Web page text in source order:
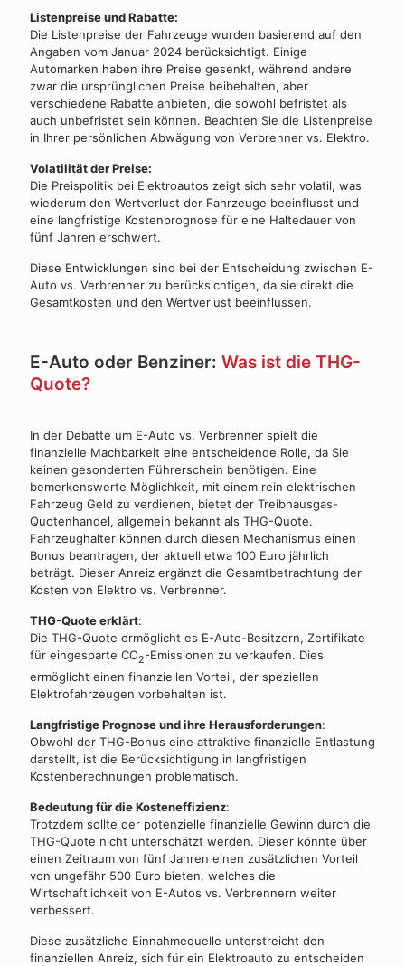
Listenpreise und Rabatte:
Die Listenpreise der Fahrzeuge wurden basierend auf den
Angaben vom Januar 2024 berücksichtigt. Einige
Automarken haben ihre Preise gesenkt, während andere
zwar die ursprünglichen Preise beibehalten, aber
verschiedene Rabatte anbieten, die sowohl befristet als
auch unbefristet sein können. Beachten Sie die Listenpreise
in Ihrer persönlichen Abwägung von Verbrenner vs. Elektro.
Volatilität der Preise:
Die Preispolitik bei Elektroautos zeigt sich sehr volatil, was
wiederum den Wertverlust der Fahrzeuge beeinflusst und
eine langfristige Kostenprognose für eine Haltedauer von
fünf Jahren erschwert.
Diese Entwicklungen sind bei der Entscheidung zwischen E-
Auto vs. Verbrenner zu berücksichtigen, da sie direkt die
Gesamtkosten und den Wertverlust beeinflussen.
E-Auto oder Benziner: Was ist die THG-
Quote?
In der Debatte um E-Auto vs. Verbrenner spielt die
finanzielle Machbarkeit eine entscheidende Rolle, da Sie
keinen gesonderten Führerschein benötigen. Eine
bemerkenswerte Möglichkeit, mit einem rein elektrischen
Fahrzeug Geld zu verdienen, bietet der Treibhausgas-
Quotenhandel, allgemein bekannt als THG-Quote.
Fahrzeughalter können durch diesen Mechanismus einen
Bonus beantragen, der aktuell etwa 100 Euro jährlich
beträgt. Dieser Anreiz ergänzt die Gesamtbetrachtung der
Kosten von Elektro vs. Verbrenner.
THG-Quote erklärt:
Die THG-Quote ermöglicht es E-Auto-Besitzern, Zertifikate
für eingesparte CO2-Emissionen zu verkaufen. Dies
ermöglicht einen finanziellen Vorteil, der speziellen
Elektrofahrzeugen vorbehalten ist.
Langfristige Prognose und ihre Herausforderungen:
Obwohl der THG-Bonus eine attraktive finanzielle Entlastung
darstellt, ist die Berücksichtigung in langfristigen
Kostenberechnungen problematisch.
Bedeutung für die Kosteneffizienz:
Trotzdem sollte der potenzielle finanzielle Gewinn durch die
THG-Quote nicht unterschätzt werden. Dieser könnte über
einen Zeitraum von fünf Jahren einen zusätzlichen Vorteil
von ungefähr 500 Euro bieten, welches die
Wirtschaftlichkeit von E-Autos vs. Verbrennern weiter
verbessert.
Diese zusätzliche Einnahmequelle unterstreicht den
finanziellen Anreiz, sich für ein Elektroauto zu entscheiden